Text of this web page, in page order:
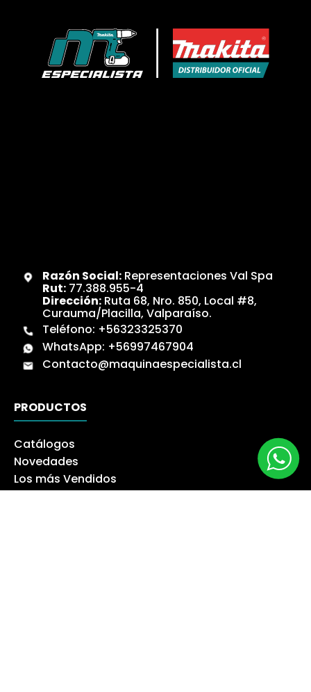
Razón Social:Representaciones Val Spa
Rut:77.388.955-4
Dirección:Ruta 68, Nro. 850, Local #8,
Curauma/Placilla, Valparaíso.
Teléfono: +56323325370
WhatsApp: +56997467904
Contacto@maquinaespecialista.cl
PRODUCTOS
Catálogos
Novedades
Los más Vendidos